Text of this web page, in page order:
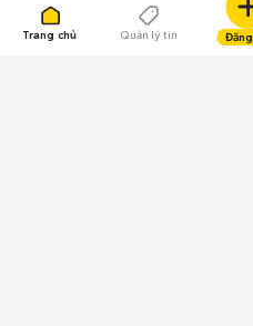
Trang chủ Quản lý tin